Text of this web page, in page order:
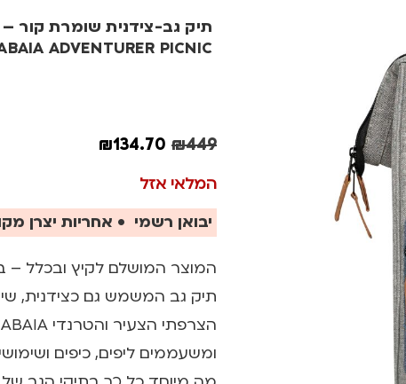
תיק גב-צידנית שומרת קור –
ADVENTURER PICNIC
₪449
₪134.70
המלאי אזל
יבואן רשמי • אחריות יצרן
המוצר המושלם לקיץ ובכלל –
תיק גב המשמש גם כצידנית,
ומשעממים ליפים, כיפים